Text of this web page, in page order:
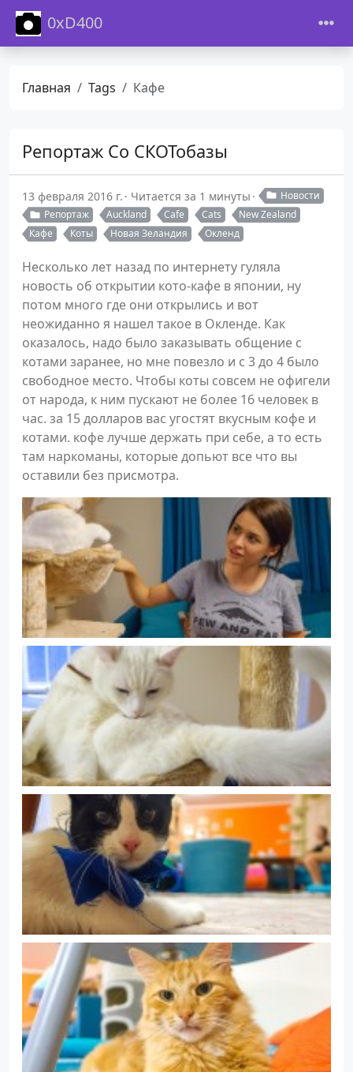
0xD400
Главная Tags Кафе
Репортаж Со СКОТобазы
13 февраля 2016 г. Читается за 1 минуты
Новости
Репортаж
Auckland Cafe Cats
New Zealand
Кафе
Коты Новая Зеландия Окленд
Несколько лет назад по интернету гуляла
новость об открытии кото-кафе в японии, ну
потом много где они открылись и вот
неожиданно я нашел такое в Окленде. Как
оказалось, надо было заказывать общение с
котами заранее, но мне повезло и с 3 до 4 было
свободное место. Чтобы коты совсем не офигели
от народа, к ним пускают не более 16 человек в
час. за 15 долларов вас угостят вкусным кофе и
котами. кофе лучше держать при себе, а то есть
там наркоманы, которые допьют все что вы
оставили без присмотра.